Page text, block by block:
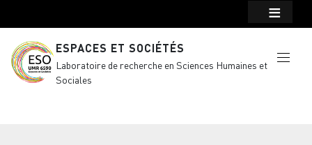
ESPACES ET SOCIÉTÉS
Laboratoire de recherche en Sciences Humaines et
Sociales